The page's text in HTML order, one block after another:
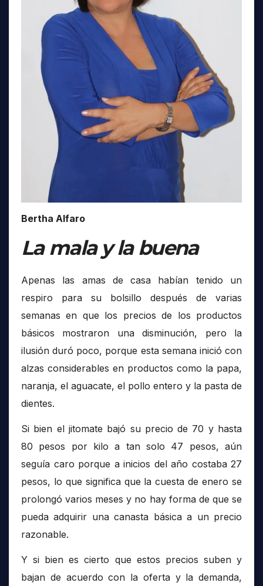
Bertha Alfaro
La mala y la buena
Apenas las amas de casa habían tenido un
respiro para su bolsillo después de varias
semanas en que los precios de los productos
básicos mostraron una disminución, pero la
ilusión duró poco, porque esta semana inició con
alzas considerables en productos como la papa,
naranja, el aguacate, el pollo entero y la pasta de
dientes.
Si bien el jitomate bajó su precio de 70 y hasta
80 pesos por kilo a tan solo 47 pesos, aún
seguía caro porque a inicios del año costaba 27
pesos, lo que significa que la cuesta de enero se
prolongó varios meses y no hay forma de que se
pueda adquirir una canasta básica a un precio
razonable.
Y si bien es cierto que estos precios suben y
bajan de acuerdo con la oferta y la demanda,